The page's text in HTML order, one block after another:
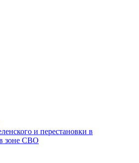
и перестановки в
зоне СВО